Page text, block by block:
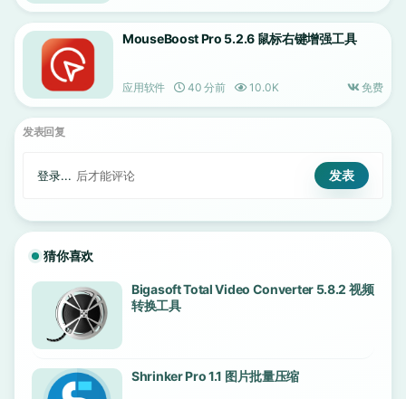
MouseBoost Pro 5.2.6 鼠标右键增强工具
应用软件 40 分前 10.0K 免费
发表回复
登录... 后才能评论
猜你喜欢
Bigasoft Total Video Converter 5.8.2 视频
转换工具
Shrinker Pro 1.1 图片批量压缩